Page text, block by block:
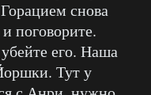
снова
поговорите.
его. Наша
Тут у